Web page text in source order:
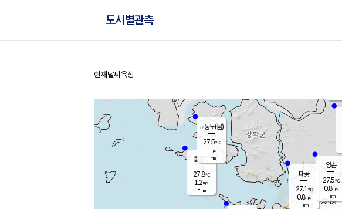
도시별관측
홈
현재날씨 육상
볼음도
27.8℃
1.2m/s
-mm
경서동
대곶
27.1℃
0.8m/s
-mm
양촌
27.5℃
0.8m/s
-mm
교동도(음)
27.5℃
-m/s
-mm